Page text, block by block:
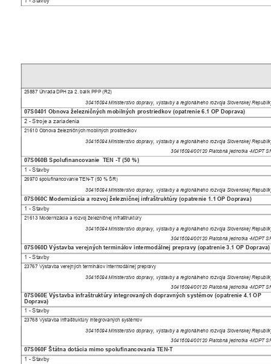
25887 Úhrada DPH za 2. balík PPP (R2)
30416094 Ministerstvo dopravy, výstavby a regionálneho rozvoja Slovenskej
07S0401 Obnova železničných mobilných prostriedkov (opatrenie 6.1 OP Doprava)
2 - Stroje a zariadenia
21610 Obnova železničných mobilných prostriedkov
30416094 Ministerstvo dopravy, výstavby a regionálneho rozvoja Slovenskej
30416094/00120 Platobná jednotka -MDPT
07S060B Spolufinancovanie TEN -T (50 %)
1 - Stavby
26970 spolufinancovanie TEN-T (50 % ŠR)
30416094 Ministerstvo dopravy, výstavby a regionálneho rozvoja Slovenskej
07S060C Modernizácia a rozvoj železničnej infraštruktúry (opatrenie 1.1 OP Doprava)
1 - Stavby
21613 Modernizácia a rozvoj železničnej infraštruktúry
30416094 Ministerstvo dopravy, výstavby a regionálneho rozvoja Slovenskej
30416094/00120 Platobná jednotka -MDPT
07S060D Výstavba verejných terminálov intermodálnej prepravy (opatrenie 3.1 OP
1 - Stavby
23767 Výstavba verejných terminálov intermodálnej prepravy
30416094 Ministerstvo dopravy, výstavby a regionálneho rozvoja Slovenskej
30416094/00120 Platobná jednotka -MDPT
07S060E Výstavba infraštruktúry integrovaných dopravných systémov (opatrenie 4.1 OP
Doprava)
1 - Stavby
23768 Výstavba infraštruktúry integrovaných systémov
30416094 Ministerstvo dopravy, výstavby a regionálneho rozvoja Slovenskej
30416094/00120 Platobná jednotka -MDPT
07S060F Štátna dotácia mimo spolufinancovania TEN-T
1 - Stavby